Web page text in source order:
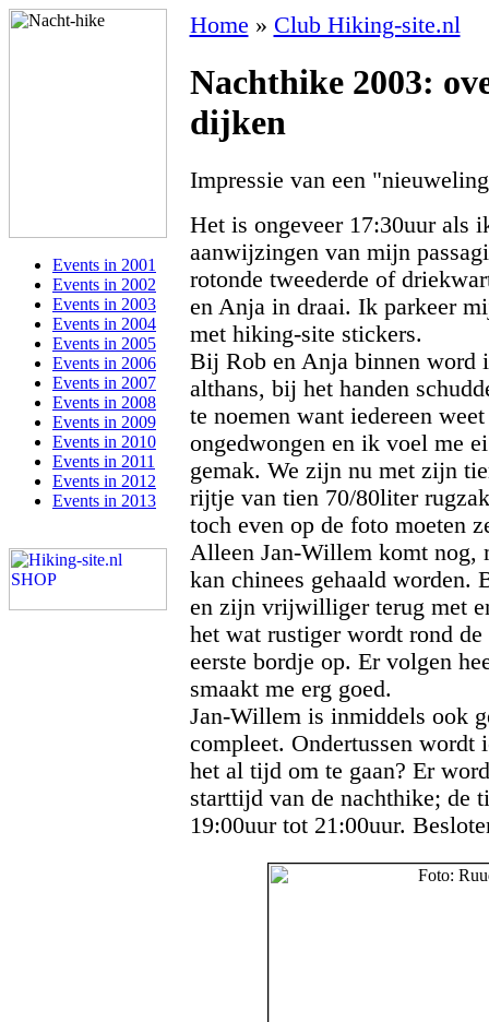
Events in 2001
Events in 2002
Events in 2003
Events in 2004
Events in 2005
Events in 2006
Events in 2007
Events in 2008
Events in 2009
Events in 2010
Events in 2011
Events in 2012
Events in 2013
Home » Club Hiking-site.nl
Nachthike 2003:
dijken
Impressie van een
Het is ongeveer 17:30uur als
aanwijzingen van mijn
rotonde tweederde of
en Anja in draai. Ik parkeer
met hiking-site stickers.
Bij Rob en Anja binnen word
althans, bij het handen
te noemen want iedereen
ongedwongen en ik voel me
gemak. We zijn nu met zijn
rijtje van tien 70/80liter
toch even op de foto moeten
Alleen Jan-Willem komt nog,
kan chinees gehaald worden.
en zijn vrijwilliger terug met
het wat rustiger wordt rond
eerste bordje op. Er volgen
smaakt me erg goed.
Jan-Willem is inmiddels ook
compleet. Ondertussen wordt
het al tijd om te gaan? Er
starttijd van de nachthike; de
19:00uur tot 21:00uur.